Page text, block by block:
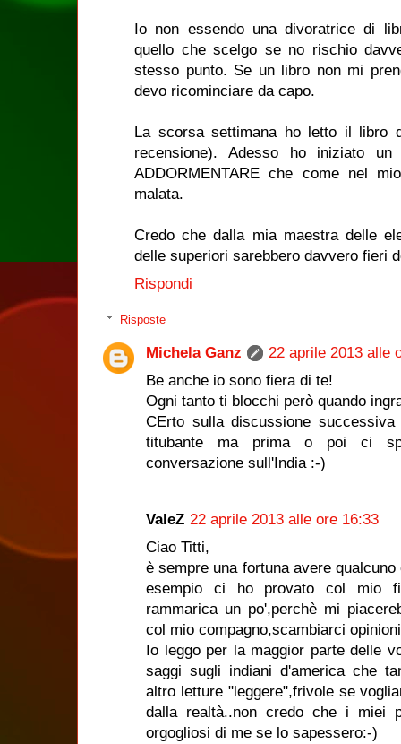
Io non essendo una divoratrice di
quello che scelgo se no rischio
stesso punto. Se un libro non mi
devo ricominciare da capo.
La scorsa settimana ho letto il libro
recensione). Adesso ho iniziato
ADDORMENTARE che come nel
malata.
Credo che dalla mia maestra delle
delle superiori sarebbero davvero fieri
Rispondi
Risposte
Michela Ganz
22 aprile 2013 alle
Be anche io sono fiera di te!
Ogni tanto ti blocchi però quando
CErto sulla discussione
titubante ma prima o poi ci
conversazione sull'India :-)
ValeZ 22 aprile 2013 alle ore 16:33
Ciao Titti,
è sempre una fortuna avere
esempio ci ho provato col mio
rammarica un po',perchè mi
col mio compagno,scambiarci
Io leggo per la maggior parte delle
saggi sugli indiani d'america che
altro letture "leggere",frivole se
dalla realtà..non credo che i miei
orgogliosi di me se lo sapessero:-)